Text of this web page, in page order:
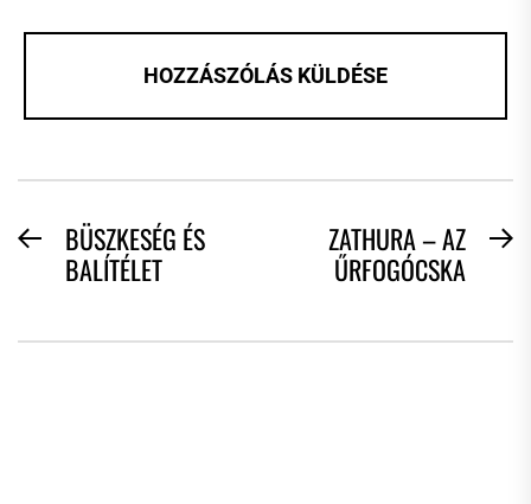
BEJEGYZÉS
NAVIGÁCIÓ
PreviousBÜSZKESÉG ÉS
BALÍTÉLET
ZATHURA – AZ
ŰRFOGÓCSKA